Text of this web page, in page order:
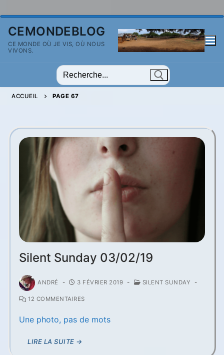
contenu
CEMONDEBLOG
CE MONDE OÙ JE VIS, OÙ NOUS
VIVONS.
Rechercher
:
ACCUEIL PAGE 67
Silent Sunday 03/02/19
ANDRÉ - 3 FÉVRIER 2019 - SILENT SUNDAY -
12 COMMENTAIRES
Une photo, pas de mots
LIRE LA SUITE →